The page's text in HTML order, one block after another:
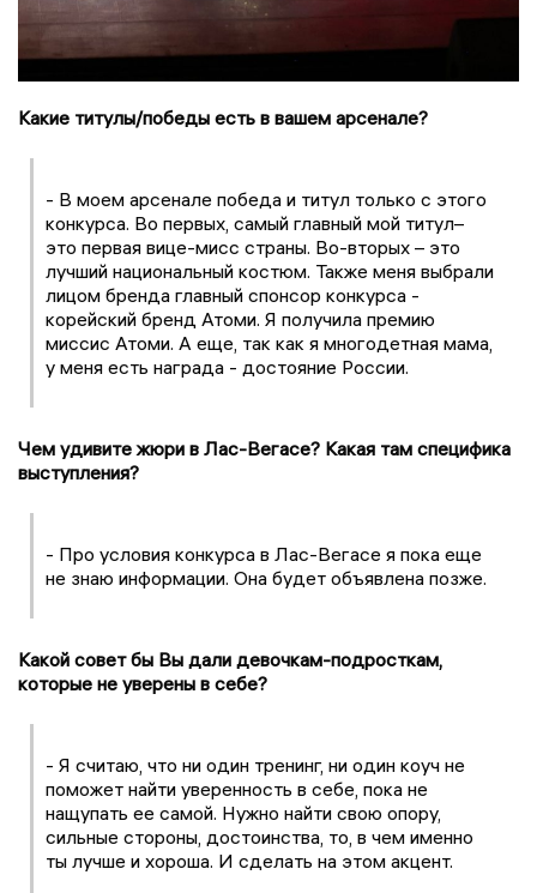
Какие титулы/победы есть в вашем арсенале?
- В моем арсенале победа и титул только с этого
конкурса. Во первых, самый главный мой титул–
это первая вице-мисс страны. Во-вторых – это
лучший национальный костюм. Также меня выбрали
лицом бренда главный спонсор конкурса -
корейский бренд Атоми. Я получила премию
миссис Атоми. А еще, так как я многодетная мама,
у меня есть награда - достояние России.
Чем удивите жюри в Лас-Вегасе? Какая там специфика
выступления?
- Про условия конкурса в Лас-Вегасе я пока еще
не знаю информации. Она будет объявлена позже.
Какой совет бы Вы дали девочкам-подросткам,
которые не уверены в себе?
- Я считаю, что ни один тренинг, ни один коуч не
поможет найти уверенность в себе, пока не
нащупать ее самой. Нужно найти свою опору,
сильные стороны, достоинства, то, в чем именно
ты лучше и хороша. И сделать на этом акцент.